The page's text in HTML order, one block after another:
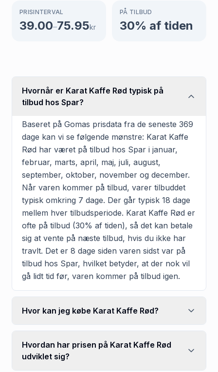
PRISINTERVAL
39.00–75.95kr
PÅ TILBUD
30% af tiden
Hvornår er Karat Kaffe Rød typisk på
tilbud hos Spar?
Baseret på Gomas prisdata fra de seneste 369
dage kan vi se følgende mønstre: Karat Kaffe
Rød har været på tilbud hos Spar i januar,
februar, marts, april, maj, juli, august,
september, oktober, november og december.
Når varen kommer på tilbud, varer tilbuddet
typisk omkring 7 dage. Der går typisk 18 dage
mellem hver tilbudsperiode. Karat Kaffe Rød er
ofte på tilbud (30% af tiden), så det kan betale
sig at vente på næste tilbud, hvis du ikke har
travlt. Det er 8 dage siden varen sidst var på
tilbud hos Spar, hvilket betyder, at der nok vil
gå lidt tid før, varen kommer på tilbud igen.
Hvor kan jeg købe Karat Kaffe Rød?
Hvordan har prisen på Karat Kaffe Rød
udviklet sig?